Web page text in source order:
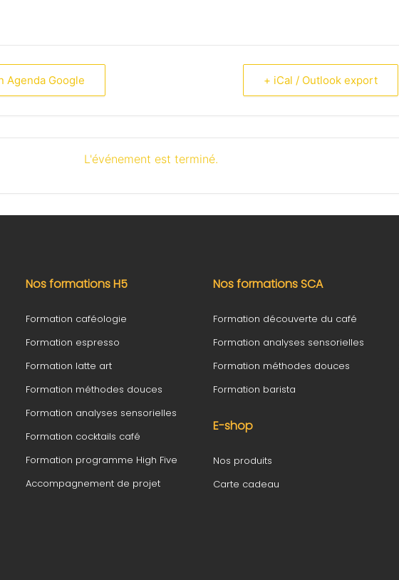
Agenda Google + iCal / Outlook export
L'événement est terminé.
Nos formations H5
Formation caféologie
Formation espresso
Formation latte art
Formation méthodes douces
Formation analyses sensorielles
Formation cocktails café
Formation programme High Five
Accompagnement de projet
Nos formations SCA
Formation découverte du café
Formation analyses sensorielles
Formation méthodes douces
Formation barista
E-shop
Nos produits
Carte cadeau